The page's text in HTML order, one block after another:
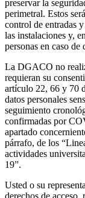
preservar la
perimetral. Estos
control de entradas
las instalaciones y,
personas en caso
La DGACO no
requieran su
artículo 22, 66 y 70
datos personales
seguimiento
confirmadas por
apartado
párrafo, de los
actividades
19”.
Usted o su